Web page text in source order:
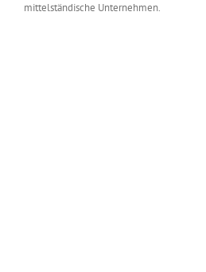
mittelständische Unternehmen.